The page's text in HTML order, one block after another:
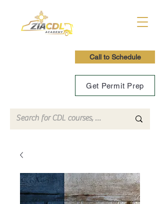
Call to Schedule
Get Permit Prep